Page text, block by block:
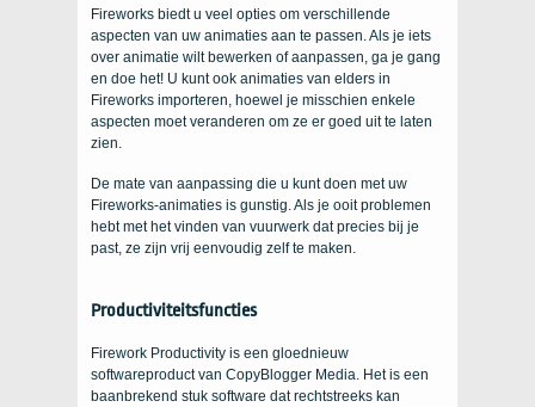
Fireworks biedt u veel opties om verschillende
aspecten van uw animaties aan te passen. Als je iets
over animatie wilt bewerken of aanpassen, ga je gang
en doe het! U kunt ook animaties van elders in
Fireworks importeren, hoewel je misschien enkele
aspecten moet veranderen om ze er goed uit te laten
zien.
De mate van aanpassing die u kunt doen met uw
Fireworks-animaties is gunstig. Als je ooit problemen
hebt met het vinden van vuurwerk dat precies bij je
past, ze zijn vrij eenvoudig zelf te maken.
Productiviteitsfuncties
Firework Productivity is een gloednieuw
softwareproduct van CopyBlogger Media. Het is een
baanbrekend stuk software dat rechtstreeks kan